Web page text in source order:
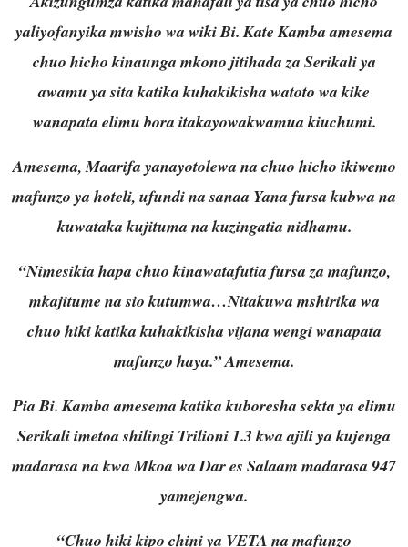
yaliyofanyika mwisho wa wiki Bi. Kate Kamba amesema
chuo hicho kinaunga mkono jitihada za Serikali ya
awamu ya sita katika kuhakikisha watoto wa kike
wanapata elimu bora itakayowakwamua kiuchumi.
Amesema, Maarifa yanayotolewa na chuo hicho ikiwemo
mafunzo ya hoteli, ufundi na sanaa Yana fursa kubwa na
kuwataka kujituma na kuzingatia nidhamu.
“Nimesikia hapa chuo kinawatafutia fursa za mafunzo,
mkajitume na sio kutumwa…Nitakuwa mshirika wa
chuo hiki katika kuhakikisha vijana wengi wanapata
mafunzo haya.” Amesema.
Pia Bi. Kamba amesema katika kuboresha sekta ya elimu
Serikali imetoa shilingi Trilioni 1.3 kwa ajili ya kujenga
madarasa na kwa Mkoa wa Dar es Salaam madarasa 947
yamejengwa.
“Chuo hiki kipo chini ya VETA na mafunzo